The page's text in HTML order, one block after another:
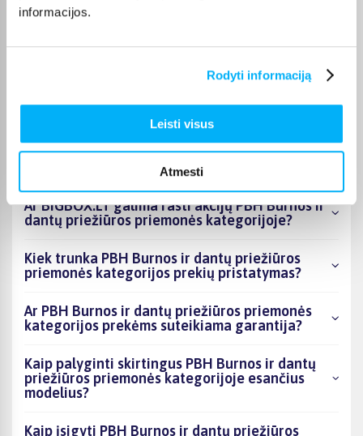
informacijos.
Rodyti informaciją
Leisti visus
Atmesti
Kokie PBH Burnos ir dantų priežiūros
priemonės kategorijoje esantys produktai šiuo
priemonės kategorijos asortimente ir kokia
Ar BIGBOX.LT galima rasti akcijų PBH Burnos ir
dantų priežiūros priemonės kategorijoje?
Kiek trunka PBH Burnos ir dantų priežiūros
priemonės kategorijos prekių pristatymas?
Ar PBH Burnos ir dantų priežiūros priemonės
kategorijos prekėms suteikiama garantija?
Kaip palyginti skirtingus PBH Burnos ir dantų
priežiūros priemonės kategorijoje esančius
modelius?
Kaip įsigyti PBH Burnos ir dantų priežiūros